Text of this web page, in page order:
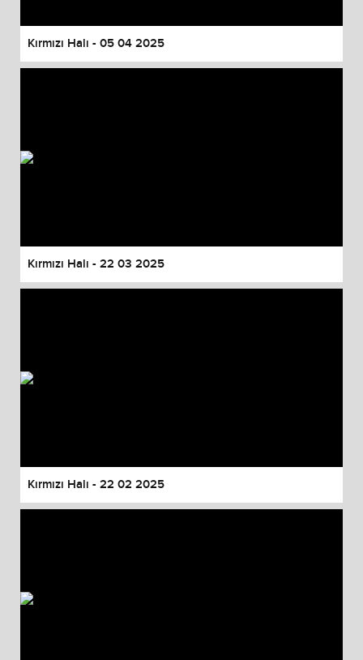
Kırmızı Halı - 05 04 2025
Kırmızı Halı - 22 03 2025
Kırmızı Halı - 22 02 2025